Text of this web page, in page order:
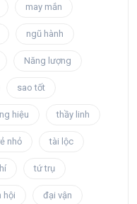
may mắn
ngũ hành
Năng lượng
sao tốt
hiệu thầy linh
nhỏ tài lộc
tứ trụ
hội đại vận